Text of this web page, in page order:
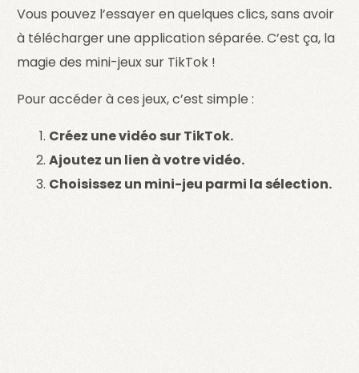
Vous pouvez l’essayer en quelques clics, sans avoir
à télécharger une application séparée. C’est ça, la
magie des mini-jeux sur TikTok !
Pour accéder à ces jeux, c’est simple :
Créez une vidéo sur TikTok.
Ajoutez un lien à votre vidéo.
Choisissez un mini-jeu parmi la sélection.